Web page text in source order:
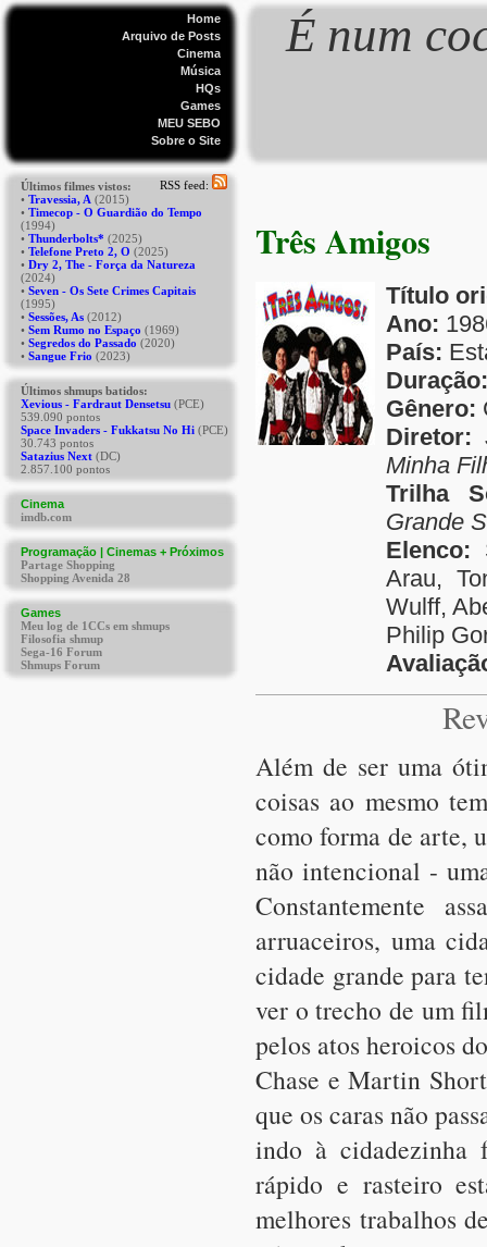
Três Amigos
Título
Ano:
País:
Duração:
Gênero:
Diretor:
Minha
Trilha
Grande
Elenco:
Arau,
Wulff,
Philip
Além de ser uma
coisas ao mesmo
como forma de arte,
não intencional -
Constantemente
arruaceiros, uma
cidade grande para
ver o trecho de um
pelos atos heroicos
Chase e Martin
que os caras não
indo à cidadezinha
rápido e rasteiro
melhores trabalhos
É num
Home
Arquivo de Posts
Cinema
Música
HQs
Games
MEU SEBO
Sobre o Site